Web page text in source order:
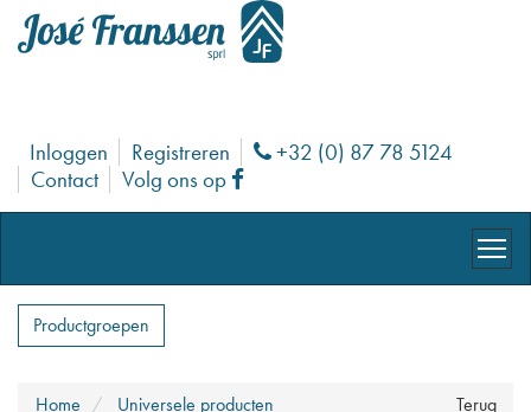
Inloggen Registreren Phone
+32 (0) 87 78 5124
Contact
Volg ons op Facebook
Productgroepen
Terug
Home
Universele producten